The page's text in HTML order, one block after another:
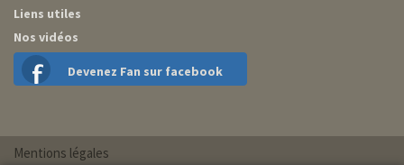
Liens utiles
Nos vidéos
Devenez Fan sur facebook
Mentions légales